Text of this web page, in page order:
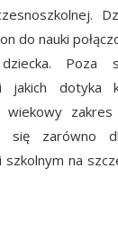
do nauki
Poza
jakich dotyka
wiekowy
się zarówno
szkolnym na